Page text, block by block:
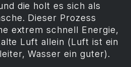
die holt es sich als
Dieser Prozess
extrem schnell Energie,
Luft allein (Luft ist ein
Wasser ein guter).